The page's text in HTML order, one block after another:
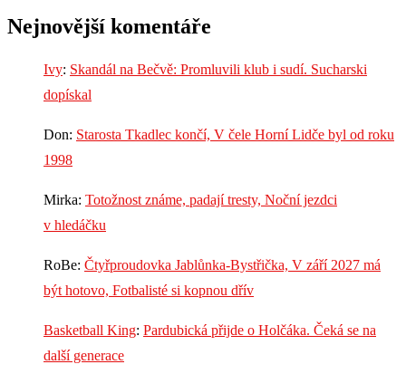
Nejnovější komentáře
Ivy: Skandál na Bečvě: Promluvili klub i sudí. Sucharski
dopískal
Don: Starosta Tkadlec končí, V čele Horní Lidče byl od roku
1998
Mirka: Totožnost známe, padají tresty, Noční jezdci
v hledáčku
RoBe: Čtyřproudovka Jablůnka-Bystřička, V září 2027 má
být hotovo, Fotbalisté si kopnou dřív
Basketball King: Pardubická přijde o Holčáka. Čeká se na
další generace